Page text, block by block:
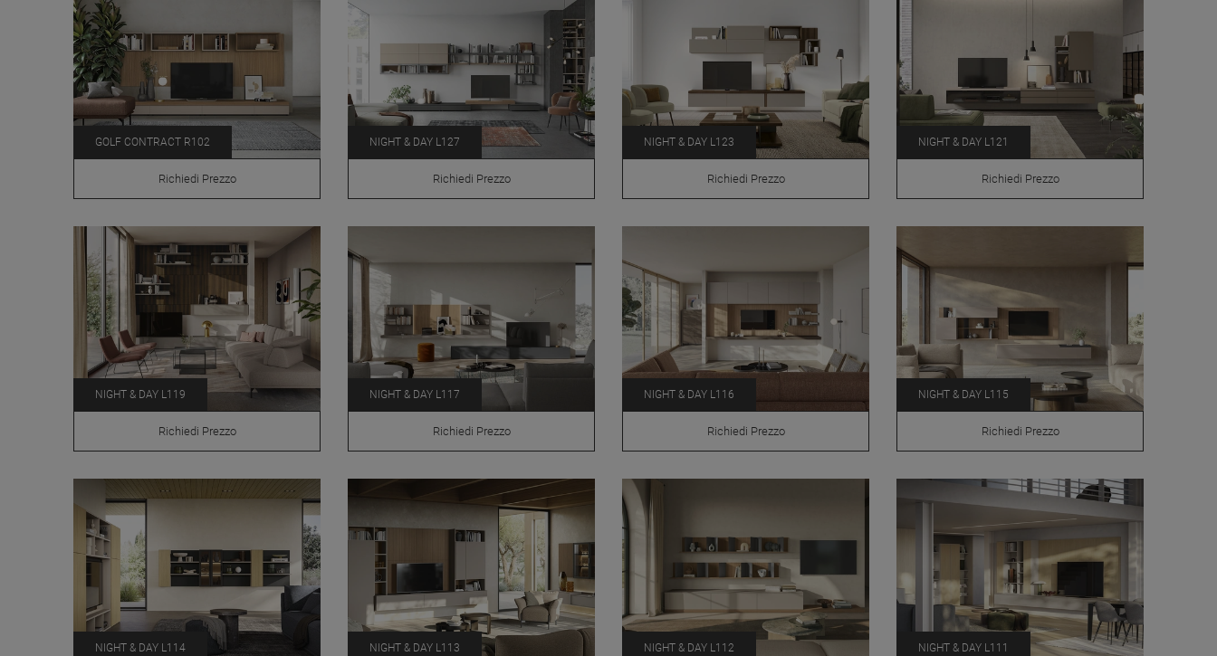
GOLF CONTRACT R102
Richiedi Prezzo
NIGHT & DAY L127
Richiedi Prezzo
NIGHT & DAY L123
Richiedi Prezzo
NIGHT & DAY L121
Richiedi Prezzo
NIGHT & DAY L119
Richiedi Prezzo
NIGHT & DAY L117
Richiedi Prezzo
NIGHT & DAY L116
Richiedi Prezzo
NIGHT & DAY L115
Richiedi Prezzo
NIGHT & DAY L114 NIGHT & DAY L113 NIGHT & DAY L112 NIGHT & DAY L111